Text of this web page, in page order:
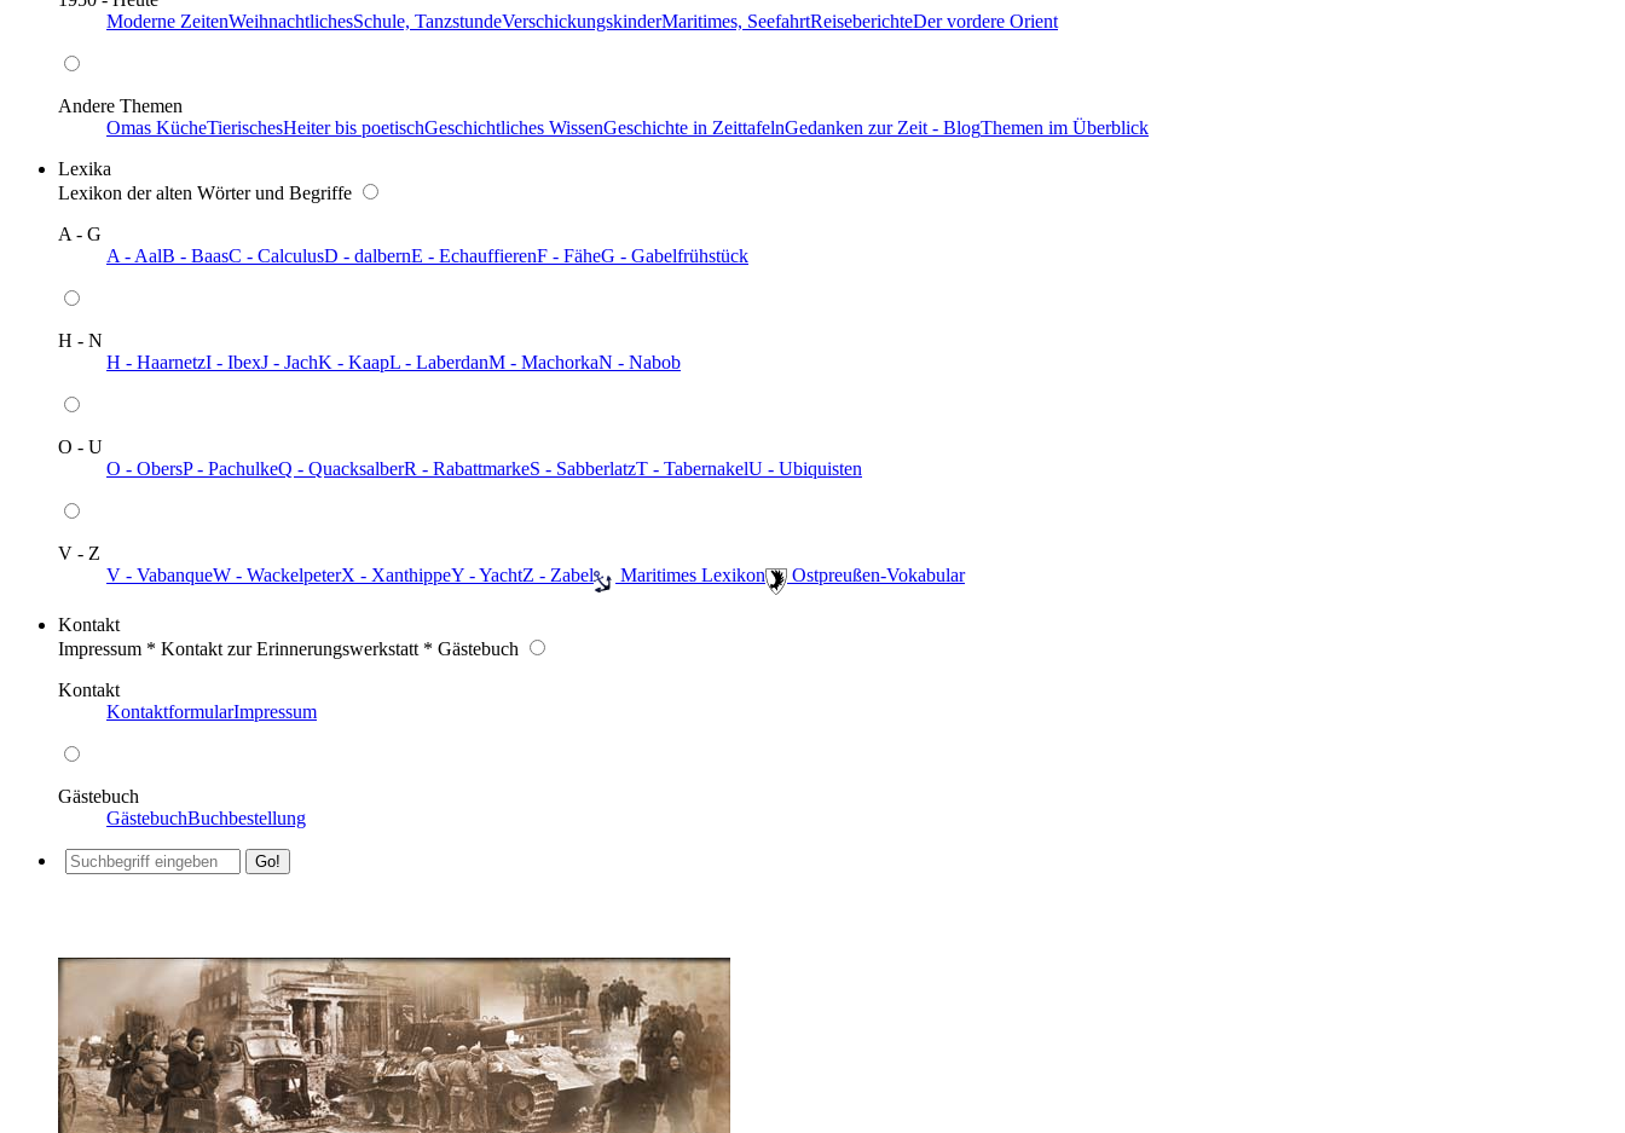
Moderne ZeitenWeihnachtlichesSchule, TanzstundeVerschickungskinderMaritimes, SeefahrtReiseberichteDer vordere Orient
Andere Themen
Omas KücheTierischesHeiter bis poetischGeschichtliches WissenGeschichte in ZeittafelnGedanken zur Zeit - BlogThemen im Überblick
Lexika
Lexikon der alten Wörter und Begriffe
A - G
A - AalB - BaasC - CalculusD - dalbernE - EchauffierenF - FäheG - Gabelfrühstück
H - N
H - HaarnetzI - IbexJ - JachK - KaapL - LaberdanM - MachorkaN - Nabob
O - U
O - ObersP - PachulkeQ - QuacksalberR - RabattmarkeS - SabberlatzT - TabernakelU - Ubiquisten
V - Z
V - VabanqueW - WackelpeterX - XanthippeY - YachtZ - Zabel ️ Maritimes Lexikon ️ Ostpreußen-Vokabular
Kontakt
Impressum * Kontakt zur Erinnerungswerkstatt * Gästebuch
Kontakt
KontaktformularImpressum
Gästebuch
GästebuchBuchbestellung